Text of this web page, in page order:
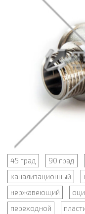
45 град 90 град
канализационный
нержавеющий
переходной